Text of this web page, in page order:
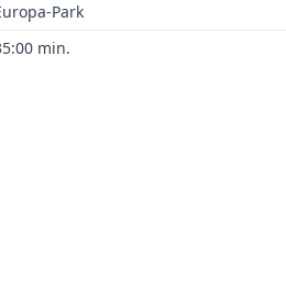
Park
min.